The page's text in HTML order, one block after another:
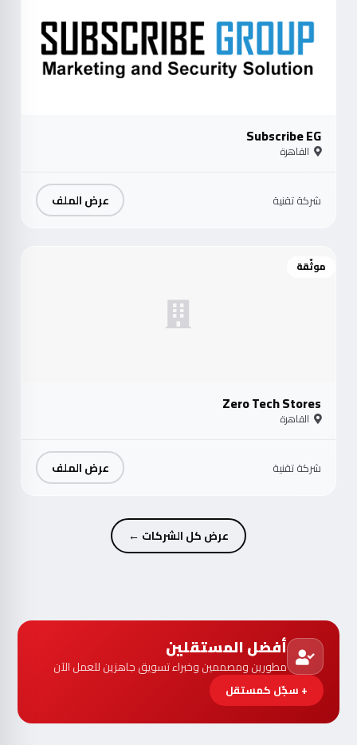
Subscribe EG
القاهرة
شركة تقنية عرض الملف
موثّقة
Zero Tech Stores
القاهرة
شركة تقنية عرض الملف
عرض كل الشركات ←
أفضل المستقلين
مطورين ومصممين وخبراء تسويق جاهزين للعمل الآن
+ سجّل كمستقل